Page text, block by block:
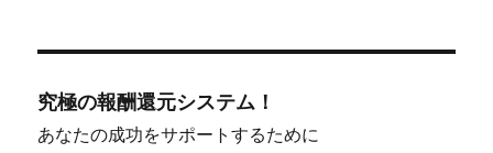
象:
究極の報酬還元システム！
あなたの成功をサポートするために